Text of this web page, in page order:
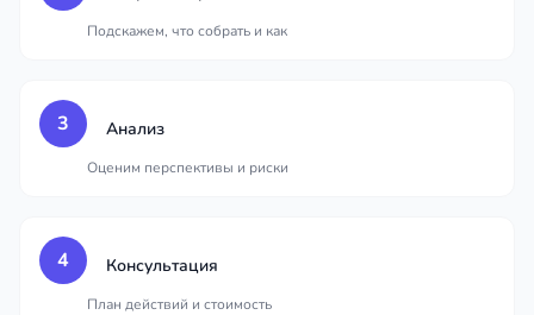
Подскажем, что собрать и как
3 Анализ
Оценим перспективы и риски
4 Консультация
План действий и стоимость